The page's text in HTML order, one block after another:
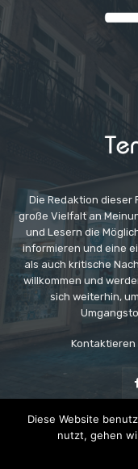
Die Redaktion dieser
große Vielfalt an
und Lesern die
informieren und eine
als auch kritische
willkommen und
sich weiterhin,
Kontaktieren
© Copyright - TB -
Diese Website
nutzt, gehen